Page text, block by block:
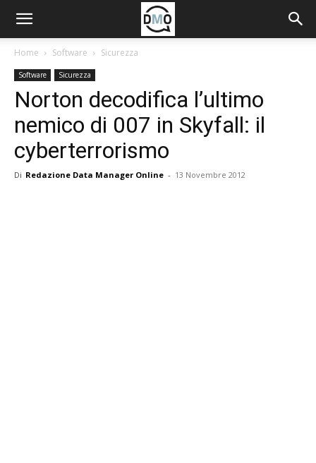
Home Software Sicurezza
Software Sicurezza
Norton decodifica l’ultimo
nemico di 007 in Skyfall: il
cyberterrorismo
Di Redazione Data Manager Online - 13 Novembre 2012